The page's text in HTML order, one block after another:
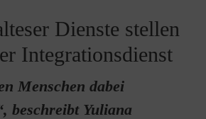
Dienste stellen
Integrationsdienst
Menschen dabei
beschreibt Yuliana